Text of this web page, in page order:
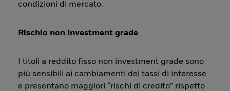
condizioni di mercato.
Rischio non investment grade
I titoli a reddito fisso non investment grade sono
più sensibili ai cambiamenti dei tassi di interesse
e presentano maggiori “rischi di credito” rispetto